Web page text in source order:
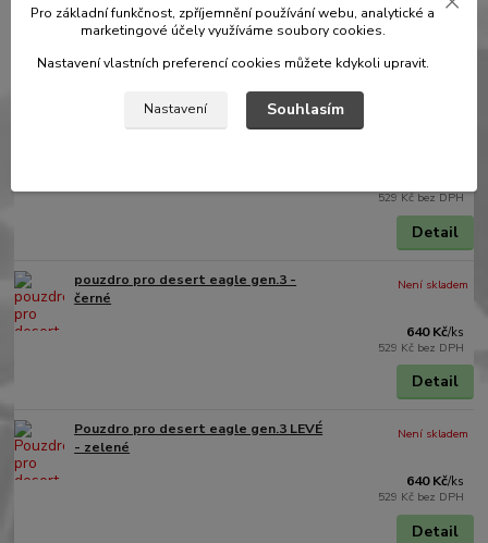
Výrobce:
as-tex
Fenix (ulena) vz.95 ripstop
Pouzdro pro desert eagle gen.3 -
529 Kč bez DPH
Detail
pouzdro pro desert eagle gen.3 -
černé
640 Kč/ks
529 Kč bez DPH
Není skladem
Detail
Pouzdro pro desert eagle gen.3 LEVÉ
- zelené
640 Kč/ks
529 Kč bez DPH
Není skladem
Detail
Pro základní funkčnost, zpříjemnění používání webu, analytické a
marketingové účely využíváme soubory cookies.
Nastavení vlastních preferencí cookies můžete kdykoli upravit.
Nastavení Souhlasím